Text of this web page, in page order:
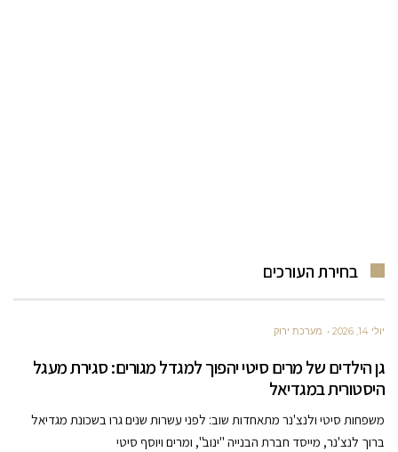
בחירת העורכים
יולי 14, 2026 מערכת ירוק
גן הילדים של מרים סיטי יהפוך למגדל מגורים: סגירת מעגל
היסטורית במגדיאל
משפחות סיטי ולנצ'נר מתאחדות שוב: לפני עשרות שנים גרו בשכונת מגדיאל
ברוך לנצ'נר, מייסד חברת הבנייה "ינוב", ומרים ויוסף סיטי